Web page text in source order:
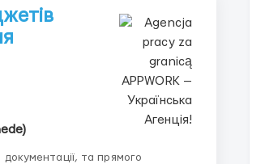
та прямого